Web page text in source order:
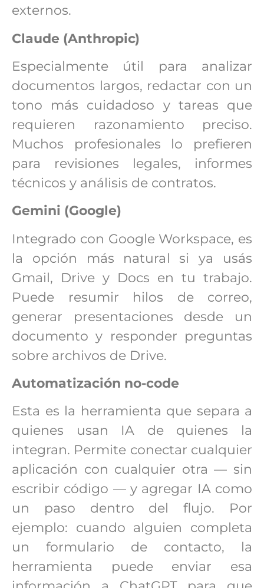
externos.
Claude (Anthropic)
Especialmente útil para analizar
documentos largos, redactar con un
tono más cuidadoso y tareas que
requieren razonamiento preciso.
Muchos profesionales lo prefieren
para revisiones legales, informes
técnicos y análisis de contratos.
Gemini (Google)
Integrado con Google Workspace, es
la opción más natural si ya usás
Gmail, Drive y Docs en tu trabajo.
Puede resumir hilos de correo,
generar presentaciones desde un
documento y responder preguntas
sobre archivos de Drive.
Automatización no-code
Esta es la herramienta que separa a
quienes usan IA de quienes la
integran. Permite conectar cualquier
aplicación con cualquier otra — sin
escribir código — y agregar IA como
un paso dentro del flujo. Por
ejemplo: cuando alguien completa
un formulario de contacto, la
herramienta puede enviar esa